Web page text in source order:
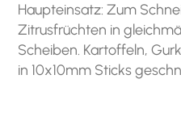
Haupteinsatz: Zum
Zitrusfrüchten in
Scheiben. Kartoffeln,
in 10x10mm Sticks